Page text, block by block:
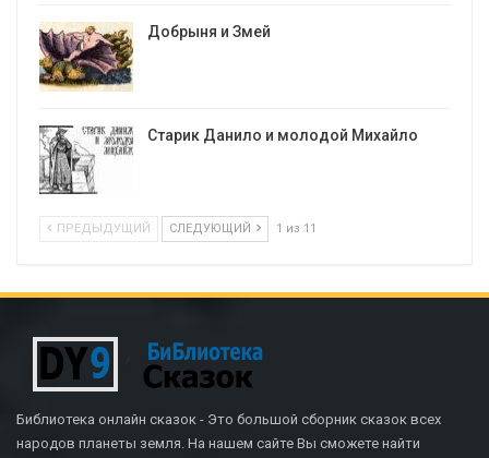
Добрыня и Змей
Старик Данило и молодой Михайло
ПРЕДЫДУЩИЙ СЛЕДУЮЩИЙ 1 из 11
Библиотека онлайн сказок - Это большой сборник сказок всех
народов планеты земля. На нашем сайте Вы сможете найти